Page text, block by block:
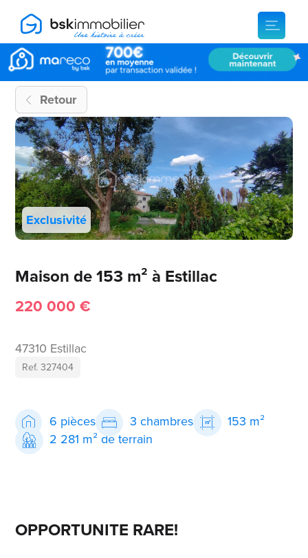
Retour
Exclusivité
Maison de 153 m² à Estillac
220 000 €
47310 Estillac
Ref. 327404
6 pièces 3 chambres
153 m²
2 281 m² de terrain
OPPORTUNITE RARE!